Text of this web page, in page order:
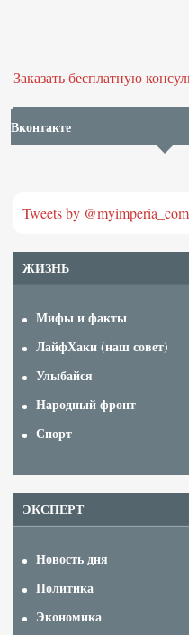
Заказать бесплатную
Вконтакте
Tweets by @myimperia_com
ЖИЗНЬ
Мифы и факты
ЛайфХаки (наш совет)
Улыбайся
Народный фронт
Спорт
ЭКСПЕРТ
Новость дня
Политика
Экономика